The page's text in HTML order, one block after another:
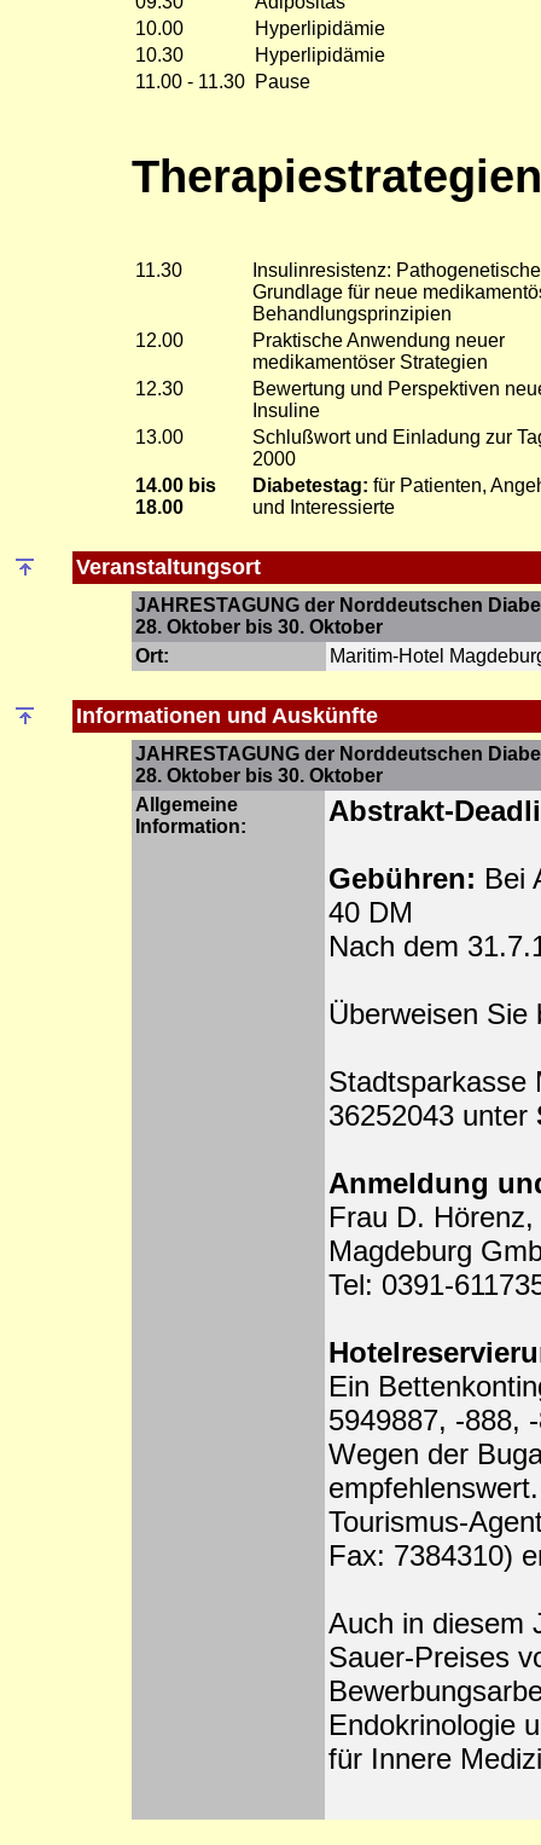
10.00
Hyperlipidämie
10.30
Hyperlipidämie
11.00 - 11.30 Pause
11.30
Insulinresistenz: Pathogenetische
Grundlage für neue
Behandlungsprinzipien
12.00
Praktische Anwendung neuer
medikamentöser Strategien
12.30
Bewertung und Perspektiven
Insuline
13.00
Schlußwort und Einladung zur
2000
14.00 bis
18.00
Diabetestag: für Patienten,
und Interessierte
Veranstaltungsort
JAHRESTAGUNG der Norddeutschen
28. Oktober bis 30. Oktober
Ort:
Maritim-Hotel
Informationen und Auskünfte
JAHRESTAGUNG der Norddeutschen
28. Oktober bis 30. Oktober
Allgemeine
Information:
Abstrakt-
Gebühren: Bei
40 DM
Nach dem
Überweisen Sie
Stadtsparkasse
36252043 unter
Anmeldung
Frau D.
Magdeburg
Tel: 0391-
Ein
5949887, -888,
Wegen der
Tourismus-
Fax: 7384310)
Auch in diesem
Sauer-Preises
Endokrinologie
für Innere